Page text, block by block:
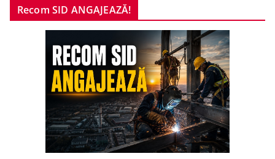
Recom SID ANGAJEAZĂ!